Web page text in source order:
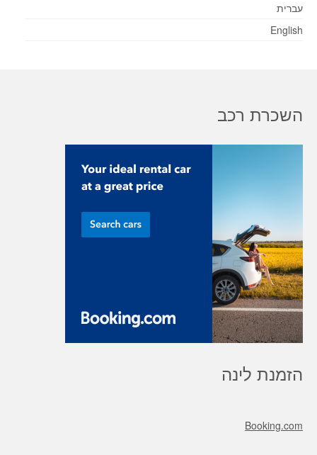
עברית
English
השכרת רכב
הזמנת לינה
Booking.com